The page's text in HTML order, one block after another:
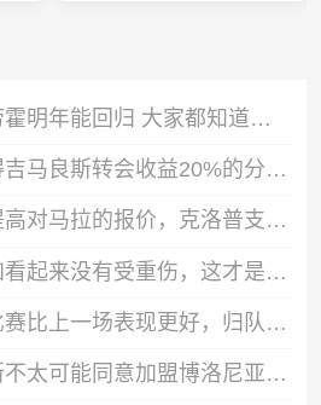
费尔明：希望阿劳霍明年能回归 大家都知道罗德里是非凡的球员
队报：里昂可获得吉马良斯转会收益20%的分成，大约为750万欧元
外媒：多特准备提高对马拉的报价，克洛普支持这桩转会
纽卡主帅：埃兰加看起来没有受重伤，这才是今晚最重要的
巴黎助教：本场比赛比上一场表现更好，归队国脚可参加欧洲超级杯
记者：库普梅纳斯不太可能同意加盟博洛尼亚，此前已拒绝土超球队